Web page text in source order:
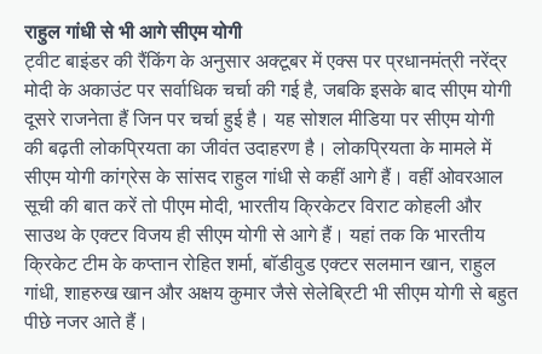
राहुल गांधी से भी आगे सीएम योगी
ट्वीट बाइंडर की रैंकिंग के अनुसार अक्टूबर में एक्स पर प्रधानमंत्री नरेंद्र
मोदी के अकाउंट पर सर्वाधिक चर्चा की गई है, जबकि इसके बाद सीएम योगी
दूसरे राजनेता हैं जिन पर चर्चा हुई है। यह सोशल मीडिया पर सीएम योगी
की बढ़ती लोकप्रियता का जीवंत उदाहरण है। लोकप्रियता के मामले में
सीएम योगी कांग्रेस के सांसद राहुल गांधी से कहीं आगे हैं। वहीं ओवरआल
सूची की बात करें तो पीएम मोदी, भारतीय क्रिकेटर विराट कोहली और
साउथ के एक्टर विजय ही सीएम योगी से आगे हैं। यहां तक कि भारतीय
क्रिकेट टीम के कप्तान रोहित शर्मा, बॉडीवुड एक्टर सलमान खान, राहुल
गांधी, शाहरुख खान और अक्षय कुमार जैसे सेलेब्रिटी भी सीएम योगी से बहुत
पीछे नजर आते हैं।